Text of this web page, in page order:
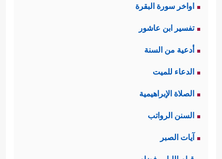
اواخر سورة البقرة
تفسير ابن عاشور
أدعية من السنة
الدعاء للميت
الصلاة الإبراهيمية
السنن الرواتب
آيات الصبر